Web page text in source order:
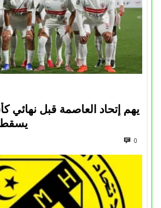
يهم إتحاد العاصمة قبل نهائي
0